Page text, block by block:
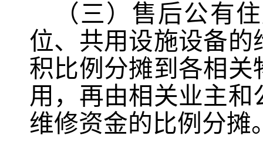
（三）售后公有
位、共用设施设备
积比例分摊到各相
用，再由相关业主
维修资金的比例分摊